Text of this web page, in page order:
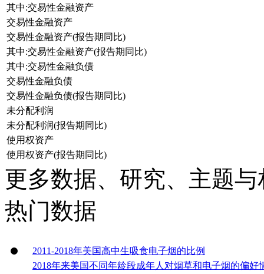
其中:交易性金融资产
交易性金融资产
交易性金融资产(报告期同比)
其中:交易性金融资产(报告期同比)
其中:交易性金融负债
交易性金融负债
交易性金融负债(报告期同比)
未分配利润
未分配利润(报告期同比)
使用权资产
使用权资产(报告期同比)
更多数据、研究、主题
热门数据
2011-2018年美国高中生吸食电子烟的比例
2018年来美国不同年龄段成年人对烟草和电子烟的偏好